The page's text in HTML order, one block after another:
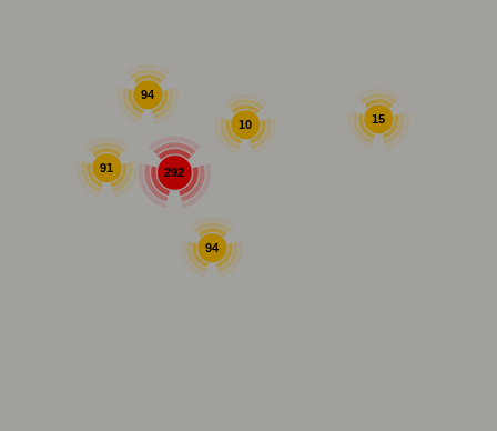
292
94
94
10 15
91